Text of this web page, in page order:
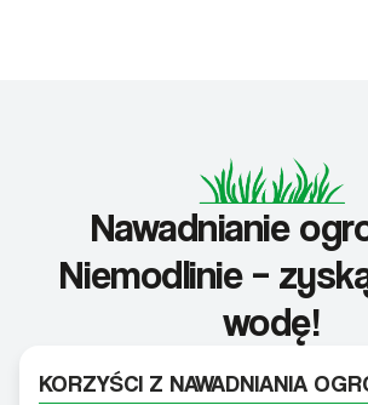
Nawadnianie
Niemodlinie –
wodę!
KORZYŚCI Z NAWADNIANIA